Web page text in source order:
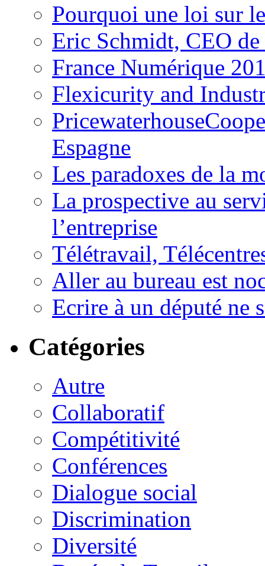
Pourquoi une loi sur
Eric Schmidt, CEO
France Numérique
Flexicurity and
Espagne
Les paradoxes de la
La prospective au
l’entreprise
Télétravail,
Aller au bureau est
Ecrire à un député ne
Catégories
Autre
Collaboratif
Compétitivité
Conférences
Dialogue social
Discrimination
Diversité